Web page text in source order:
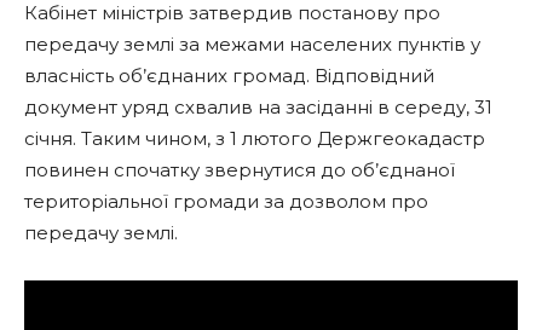
Кабінет міністрів затвердив постанову про
передачу землі за межами населених пунктів у
власність об’єднаних громад. Відповідний
документ уряд схвалив на засіданні в середу, 31
січня. Таким чином, з 1 лютого Держгеокадастр
повинен спочатку звернутися до об’єднаної
територіальної громади за дозволом про
передачу землі.